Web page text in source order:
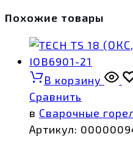
Похожие товары
В корзину
Сравнить
в Сварочные
Артикул: